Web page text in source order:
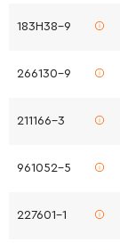
183H38-9
266130-9
211166-3
961052-5
227601-1